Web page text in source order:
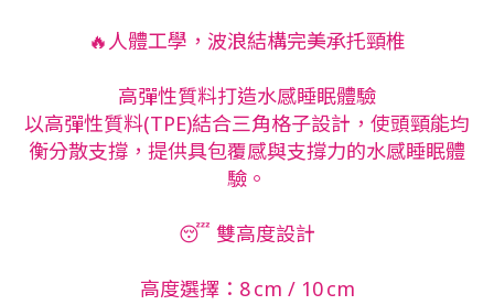
🔥人體工學，波浪結構完美承托頸椎
高彈性質料打造水感睡眠體驗
以高彈性質料(TPE)結合三角格子設計，使頭頸能均
衡分散支撐，提供具包覆感與支撐力的水感睡眠體
驗。
😴 雙高度設計
高度選擇：8 cm / 10 cm